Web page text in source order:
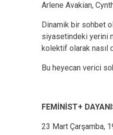
Arlene Avakian,
Dinamik bir sohbet
siyasetindeki yerini
kolektif olarak nasıl
Bu heyecan
FEMİNİST+
23 Mart Çarşamba,